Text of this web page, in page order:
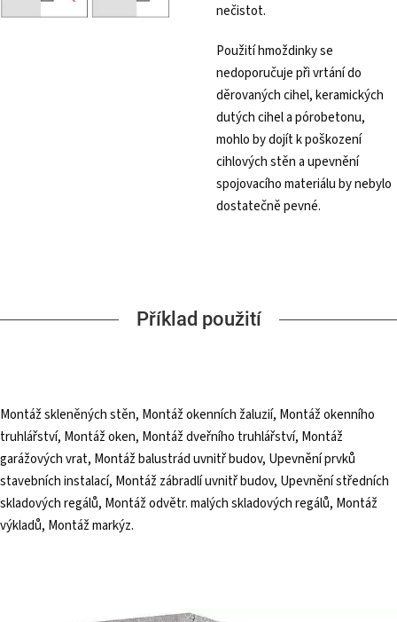
nečistot.
Použití hmoždinky se
nedoporučuje při vrtání do
děrovaných cihel, keramických
dutých cihel a pórobetonu,
mohlo by dojít k poškození
cihlových stěn a upevnění
spojovacího materiálu by nebylo
dostatečně pevné.
Příklad použití
Montáž skleněných stěn, Montáž okenních žaluzií, Montáž okenního
truhlářství, Montáž oken, Montáž dveřního truhlářství, Montáž
garážových vrat, Montáž balustrád uvnitř budov, Upevnění prvků
stavebních instalací, Montáž zábradlí uvnitř budov, Upevnění středních
skladových regálů, Montáž odvětr. malých skladových regálů, Montáž
výkladů, Montáž markýz.